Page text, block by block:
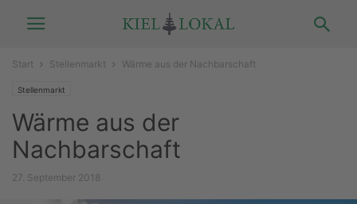
Start Stellenmarkt Wärme aus der Nachbarschaft
Stellenmarkt
Wärme aus der
Nachbarschaft
27. September 2018